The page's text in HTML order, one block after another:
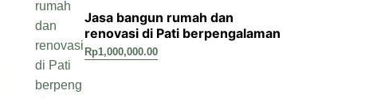
Jasa bangun rumah dan
renovasi di Pati berpengalaman
Rp1,000,000.00